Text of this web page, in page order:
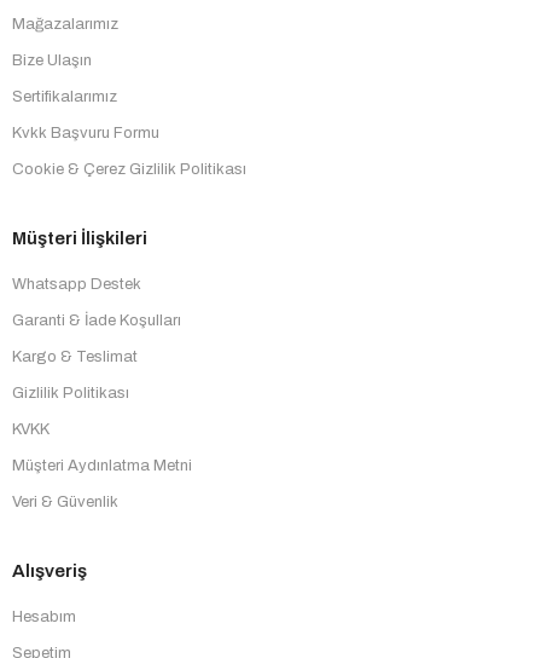
Mağazalarımız
Bize Ulaşın
Sertifikalarımız
Kvkk Başvuru Formu
Cookie & Çerez Gizlilik Politikası
Müşteri İlişkileri
Whatsapp Destek
Garanti & İade Koşulları
Kargo & Teslimat
Gizlilik Politikası
KVKK
Müşteri Aydınlatma Metni
Veri & Güvenlik
Alışveriş
Hesabım
Sepetim